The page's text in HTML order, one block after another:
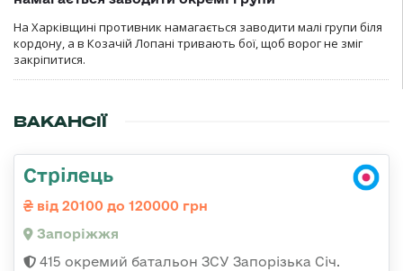
На Харківщині противник намагається заводити малі групи біля
кордону, а в Козачій Лопані тривають бої, щоб ворог не зміг
закріпитися.
ВАКАНСІЇ
Стрілець
від 20100 до 120000 грн
Запоріжжя
415 окремий батальон ЗСУ Запорізька Січ.